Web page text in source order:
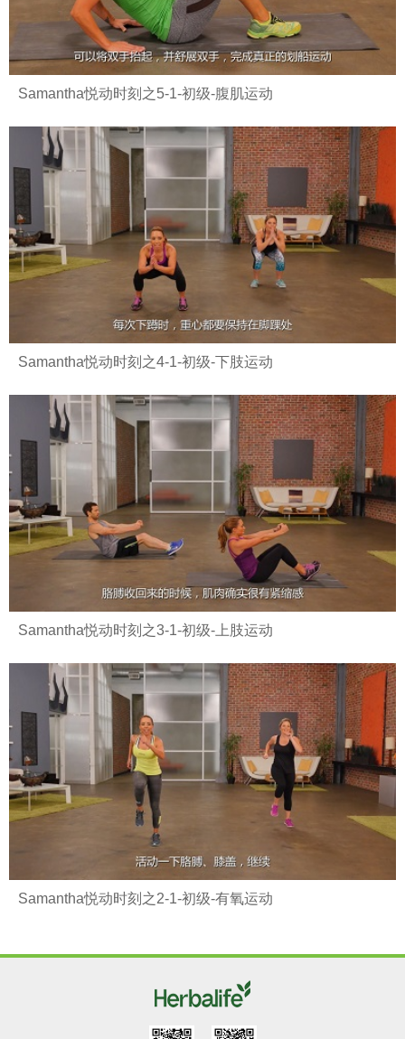
Samantha悦动时刻之5-1-初级-腹肌运动
Samantha悦动时刻之4-1-初级-下肢运动
Samantha悦动时刻之3-1-初级-上肢运动
Samantha悦动时刻之2-1-初级-有氧运动